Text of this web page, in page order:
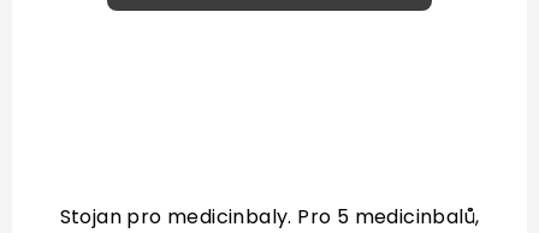
Stojan pro medicinbaly. Pro 5 medicinbalů,